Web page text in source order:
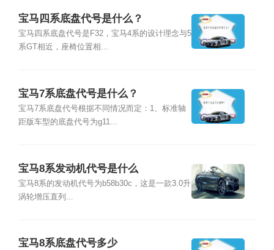
宝马四系底盘代号是什么？
宝马四系底盘代号是F32，宝马4系的设计理念与5
系GT相近，座椅位置相...
宝马7系底盘代号是什么？
宝马7系底盘代号根据不同情况而定：1、标准轴
距版车型的底盘代号为g11...
宝马8系发动机代号是什么
宝马8系的发动机代号为b58b30c，这是一款3.0升
涡轮增压直列...
宝马8系底盘代号多少